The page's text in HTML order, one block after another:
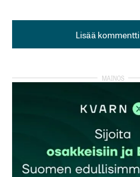
Lisää kommentti
Lisää kommentti
rekisteröityä